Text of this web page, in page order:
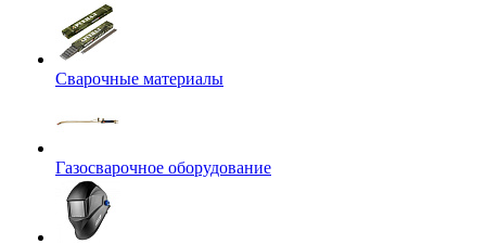
Сварочные материалы
Газосварочное оборудование